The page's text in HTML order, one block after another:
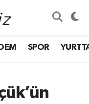
SPOR